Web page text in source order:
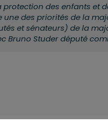
des enfants et
des priorités de la
et sénateurs) de la
Bruno Studer député